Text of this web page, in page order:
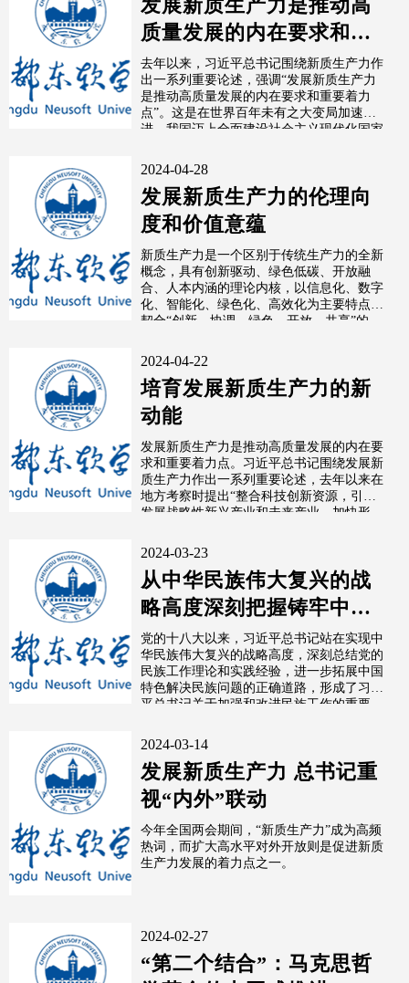
发展新质生产力是推动高
质量发展的内在要求和重
要着力点
去年以来，习近平总书记围绕新质生产力作
出一系列重要论述，强调“发展新质生产力
是推动高质量发展的内在要求和重要着力
点”。这是在世界百年未有之大变局加速演
进、我国迈上全面建设社会主义现代化国家
2024-04-28
发展新质生产力的伦理向
度和价值意蕴
新质生产力是一个区别于传统生产力的全新
概念，具有创新驱动、绿色低碳、开放融
合、人本内涵的理论内核，以信息化、数字
化、智能化、绿色化、高效化为主要特点，
契合“创新、协调、绿色、开放、共享”的
2024-04-22
培育发展新质生产力的新
动能
发展新质生产力是推动高质量发展的内在要
求和重要着力点。习近平总书记围绕发展新
质生产力作出一系列重要论述，去年以来在
地方考察时提出“整合科技创新资源，引领
发展战略性新兴产业和未来产业，加快形
2024-03-23
从中华民族伟大复兴的战
略高度深刻把握铸牢中华
民族共同体意识（深入学
习贯彻习近...
党的十八大以来，习近平总书记站在实现中
华民族伟大复兴的战略高度，深刻总结党的
民族工作理论和实践经验，进一步拓展中国
特色解决民族问题的正确道路，形成了习近
平总书记关于加强和改进民族工作的重要
2024-03-14
发展新质生产力 总书记重
视“内外”联动
今年全国两会期间，“新质生产力”成为高频
热词，而扩大高水平对外开放则是促进新质
生产力发展的着力点之一。
2024-02-27
“第二个结合”：马克思哲